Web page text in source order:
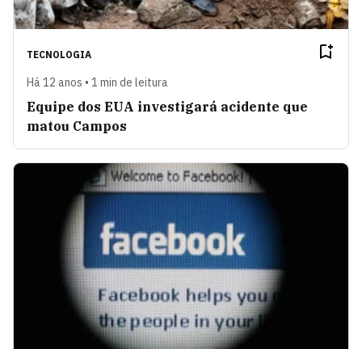
TECNOLOGIA
Há 12 anos • 1 min de leitura
Equipe dos EUA investigará acidente que
matou Campos